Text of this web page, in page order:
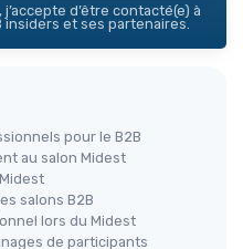
d’être contacté(e) à
insiders et ses partenaires.
pour le B2B
au salon Midest
salons B2B
lors du Midest
de participants